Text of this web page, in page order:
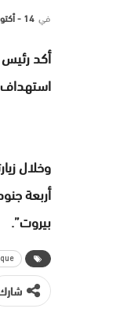
في 14 - أكتوبر - 2024 | 19:00 مساءً
أكد رئيس
وخلال
أربعة
بيروت”.